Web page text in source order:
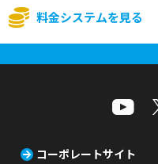
料金システムを見る
コーポレートサイト